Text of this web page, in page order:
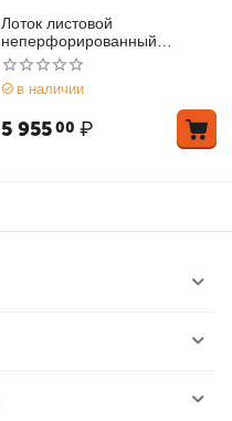
Лоток листовой
неперфорированный
100х300 L3000 сталь 2.0мм
гор. оцинк. DKC
SNH30130HDZ
в наличии
5 95500 ₽